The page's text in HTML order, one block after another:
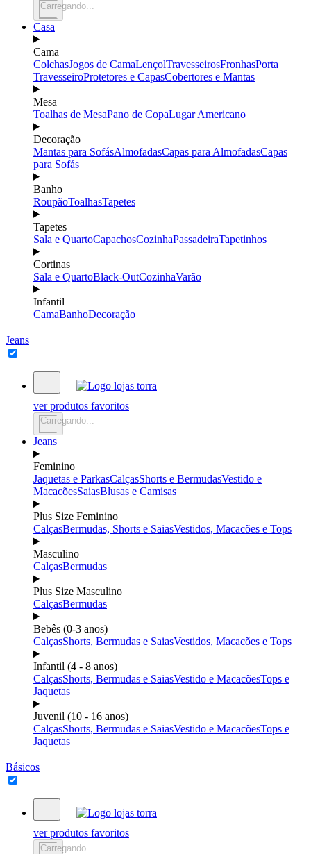
Carregando...
Casa
Cama
ColchasJogos de CamaLençolTravesseirosFronhasPorta
TravesseiroProtetores e CapasCobertores e Mantas
Mesa
Toalhas de MesaPano de CopaLugar Americano
Decoração
Mantas para SofásAlmofadasCapas para AlmofadasCapas
para Sofás
Banho
RoupãoToalhasTapetes
Tapetes
Sala e QuartoCapachosCozinhaPassadeiraTapetinhos
Cortinas
Sala e QuartoBlack-OutCozinhaVarão
Infantil
CamaBanhoDecoração
Jeans
ver produtos favoritos
Carregando...
Jeans
Feminino
Jaquetas e ParkasCalçasShorts e BermudasVestido e
MacacõesSaiasBlusas e Camisas
Plus Size Feminino
CalçasBermudas, Shorts e SaiasVestidos, Macacões e Tops
Masculino
CalçasBermudas
Plus Size Masculino
CalçasBermudas
Bebês (0-3 anos)
CalçasShorts, Bermudas e SaiasVestidos, Macacões e Tops
Infantil (4 - 8 anos)
CalçasShorts, Bermudas e SaiasVestido e MacacõesTops e
Jaquetas
Juvenil (10 - 16 anos)
CalçasShorts, Bermudas e SaiasVestido e MacacõesTops e
Jaquetas
Básicos
ver produtos favoritos
Carregando...